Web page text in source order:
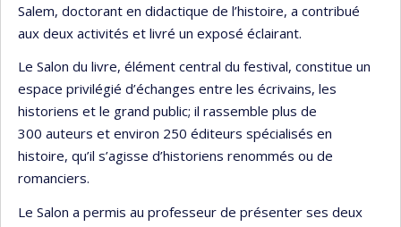
Salem, doctorant en didactique de l’histoire, a contribué
aux deux activités et livré un exposé éclairant.
Le Salon du livre, élément central du festival, constitue un
espace privilégié d’échanges entre les écrivains, les
historiens et le grand public; il rassemble plus de
300 auteurs et environ 250 éditeurs spécialisés en
histoire, qu’il s’agisse d’historiens renommés ou de
romanciers.
Le Salon a permis au professeur de présenter ses deux